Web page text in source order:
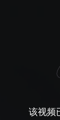
该视频